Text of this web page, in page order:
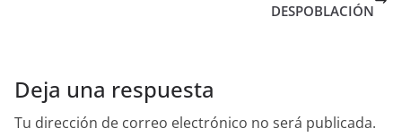
DESPOBLACIÓN
Deja una respuesta
Tu dirección de correo electrónico no será publicada.